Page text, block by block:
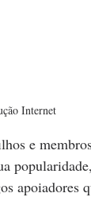
Internet
e
apoiadores